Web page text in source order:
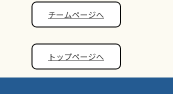
チームページへ
トップページへ